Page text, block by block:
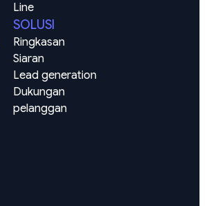
Line
SOLUSI
Ringkasan
Siaran
Lead generation
Dukungan
pelanggan